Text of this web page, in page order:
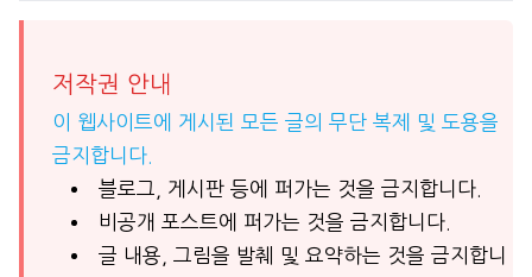
저작권 안내
이 웹사이트에 게시된 모든 글의 무단 복제 및 도용을
금지합니다.
블로그, 게시판 등에 퍼가는 것을 금지합니다.
비공개 포스트에 퍼가는 것을 금지합니다.
글 내용, 그림을 발췌 및 요약하는 것을 금지합니